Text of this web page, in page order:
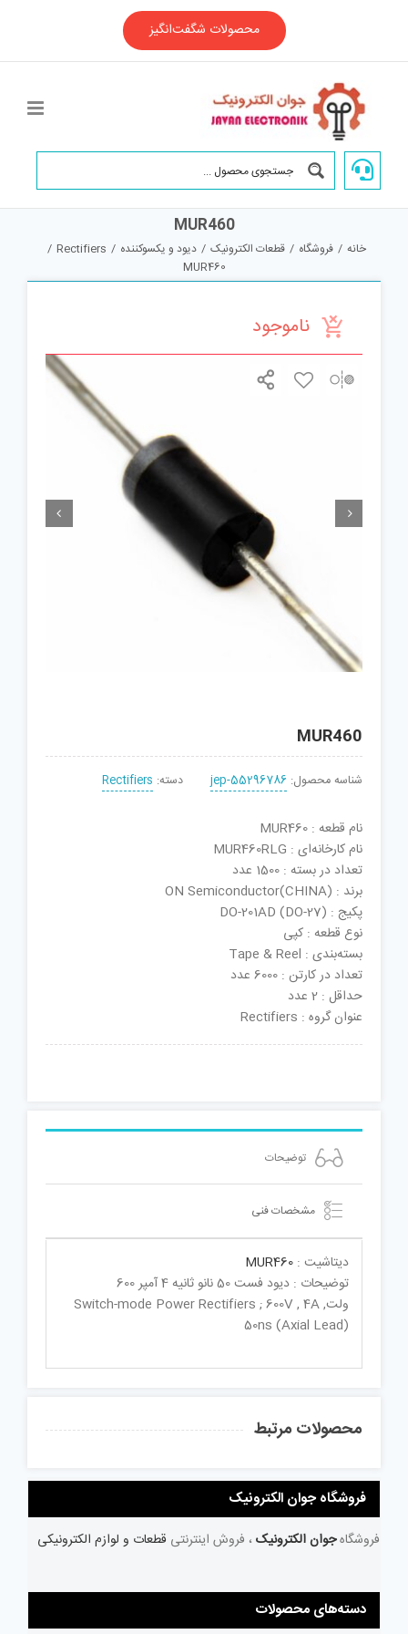
محصولات شگفت‌انگیز
MUR460
خانه / فروشگاه / قطعات الکترونیک / دیود و یکسوکننده /
Rectifiers
/
MUR460
ناموجود
 
MUR460
شناسه محصول: jep-55296786 دسته: Rectifiers
نام قطعه : MUR460
نام کارخانه‌ای : MUR460RLG
تعداد در بسته : 1500 عدد
برند : ON Semiconductor(CHINA)
پکیج : DO-201AD (DO-27)
نوع قطعه : کپی
بسته‌بندی : Tape & Reel
تعداد در کارتن : 6000 عدد
حداقل : 2 عدد
عنوان گروه : Rectifiers
توضیحات
مشخصات فنی
دیتاشیت : MUR460
توضیحات : دیود فست 50 نانو ثانیه 4 آمپر 600
ولتSwitch-mode Power Rectifiers ; 600V , 4A ,
50ns (Axial Lead)
محصولات مرتبط
فروشگاه جوان الکترونیک
فروشگاهجوان الکترونیک ، فروش اینترنتی قطعات و لوازم الکترونیکی
دسته‌های محصولات